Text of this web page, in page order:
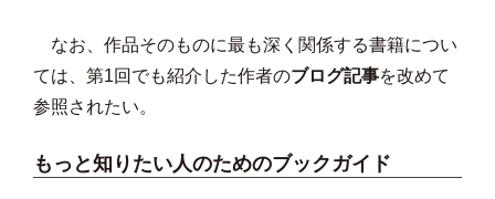
なお、 作品そのものに最も深く関係する書籍につい
ては、 第1回でも紹介した作者のブログ記事を改めて
参照されたい。
もっと知りたい人のためのブックガイド